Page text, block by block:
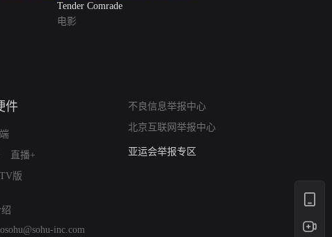
Tender Comrade
电影
件
直播+
版
不良信息举报中心
北京互联网举报中心
亚运会举报专区
涉历史虚无举报
inc.com